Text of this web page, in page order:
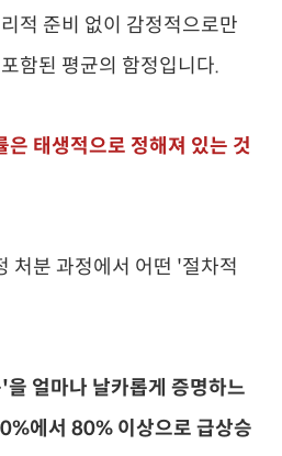
적 준비 없이 감정적으로만
함된 평균의 함정입니다.
은 태생적으로 정해져 있는 것
처분 과정에서 어떤 '절차적
얼마나 날카롭게 증명하느
에서 80% 이상으로 급상승